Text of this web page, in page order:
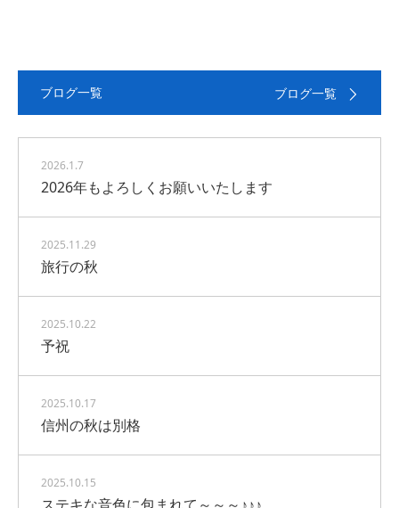
ブログ一覧 ブログ一覧
2026.1.7
2026年もよろしくお願いいたします
2025.11.29
旅行の秋
2025.10.22
予祝
2025.10.17
信州の秋は別格
2025.10.15